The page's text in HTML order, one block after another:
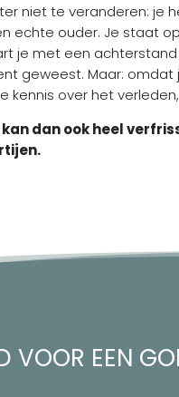
niet te veranderen: je
echte ouder. Je staat
je met een
geweest. Maar:
kennis over het
dan ook heel
VOOR EEN